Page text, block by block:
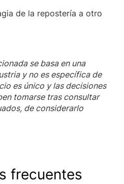
de la repostería a otro
se basa en una
y no es específica de
es único y las decisiones
tomarse tras consultar
de considerarlo
frecuentes